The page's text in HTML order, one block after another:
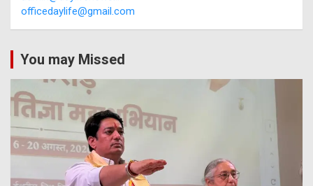
officedaylife@gmail.com
You may Missed